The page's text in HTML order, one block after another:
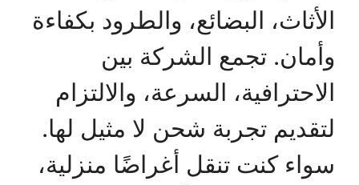
الأثاث، البضائع، والطرود بكفاءة
وأمان. تجمع الشركة بين
الاحترافية، السرعة، والالتزام
لتقديم تجربة شحن لا مثيل لها.
سواء كنت تنقل أغراضًا منزلية،